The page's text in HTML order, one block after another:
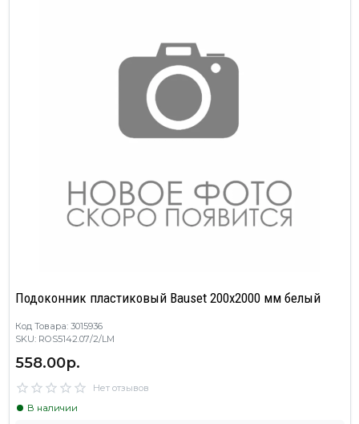
Подоконник пластиковый Bauset 200х2000 мм белый
Код Товара: 3015936
SKU: ROS5142.07/2/LM
558.00р.
Нет отзывов
В наличии